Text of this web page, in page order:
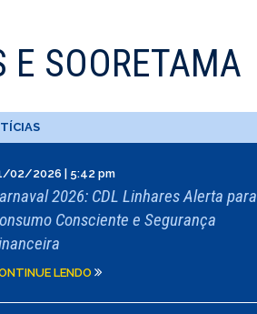
SOORETAMA
02/2026 | 5:42 pm
2026: CDL Linhares Alerta para
Consciente e Segurança
LENDO